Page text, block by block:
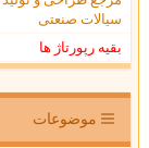
سیالات صنعتی
بقیه رپورتاژ ها
موضوعات